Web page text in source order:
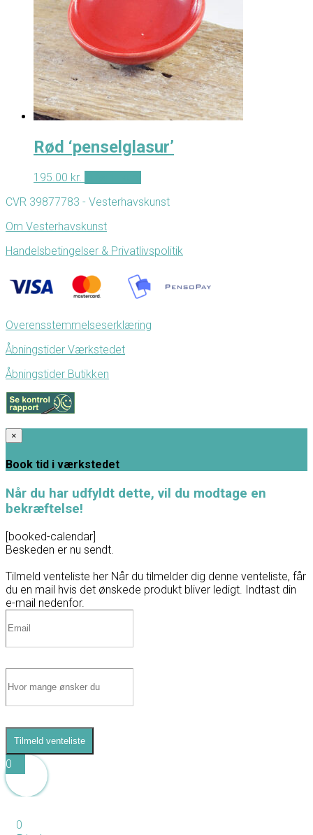
Rød ‘penselglasur’
195.00 kr.
CVR 39877783 - Vesterhavskunst
Om Vesterhavskunst
Handelsbetingelser & Privatlivspolitik
Overensstemmelseserklæring
Åbningstider Værkstedet
Åbningstider Butikken
×
Book tid i værkstedet
Når du har udfyldt dette, vil du modtage en
bekræftelse!
[booked-calendar]
Beskeden er nu sendt.
Tilmeld venteliste her Når du tilmelder dig denne venteliste, får
du en mail hvis det ønskede produkt bliver ledigt. Indtast din
e-mail nedenfor.
Tilmeld venteliste
0
0